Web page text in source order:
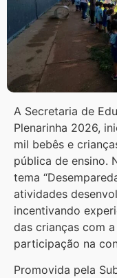
A Secretaria de
Plenarinha 2026,
mil bebês e
pública de ensino.
tema
atividades
incentivando
das crianças com
participação na
Promovida pela